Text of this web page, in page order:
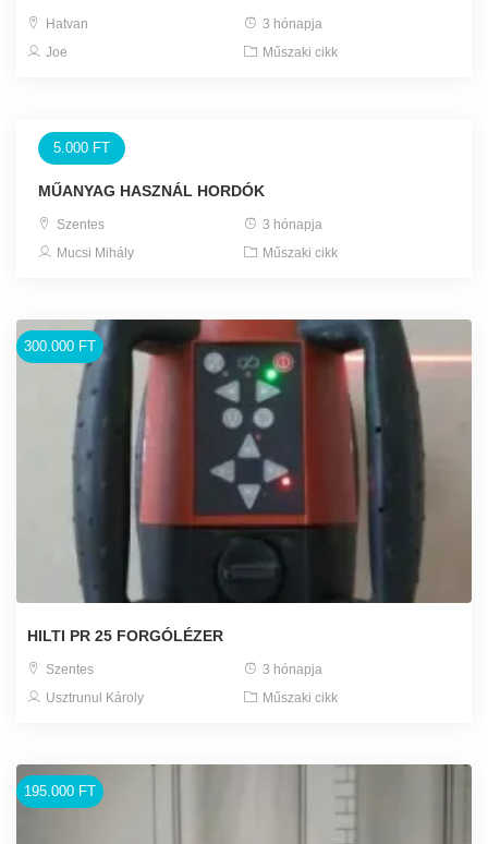
Hatvan
3 hónapja
Joe
Műszaki cikk
5.000 FT
MŰANYAG HASZNÁL HORDÓK
Szentes
3 hónapja
Mucsi Mihály
Műszaki cikk
300.000 FT
HILTI PR 25 FORGÓLÉZER
Szentes
3 hónapja
Usztrunul Károly
Műszaki cikk
195.000 FT